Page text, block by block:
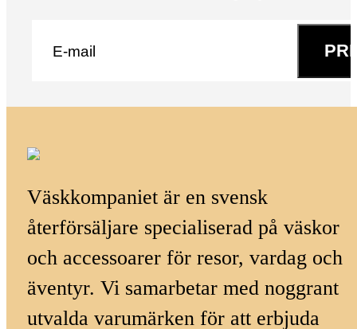
Väskkompaniet är en svensk
återförsäljare specialiserad på väskor
och accessoarer för resor, vardag och
äventyr. Vi samarbetar med noggrant
utvalda varumärken för att erbjuda